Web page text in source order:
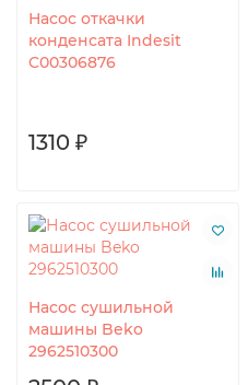
Насос откачки
конденсата Indesit
C00306876
1310 ₽
Насос сушильной
машины Beko
2962510300